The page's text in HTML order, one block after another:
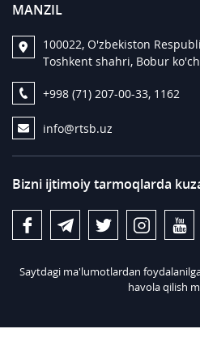
MANZIL
100022, O'zbekiston
Toshkent shahri, Bobur
+998 (71) 207-00-33, 1162
info@rtsb.uz
Bizni ijtimoiy tarmoqlarda
Saytdagi ma'lumotlardan
havola qilish